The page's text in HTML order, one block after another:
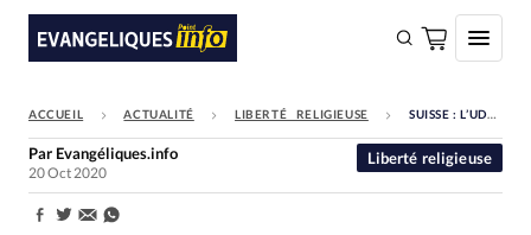
FAIRE UN DON
Faire un don
Eglises
ACCUEIL ACTUALITÉ LIBERTÉ RELIGIEUSE SUISSE : L’UDF LANCE UNE PÉTITION DE SOUTIEN À LA POPULATION DU HAUT-KARABAKH
Liberté religieuse
Par Evangéliques.info
20 Oct 2020
Partager: